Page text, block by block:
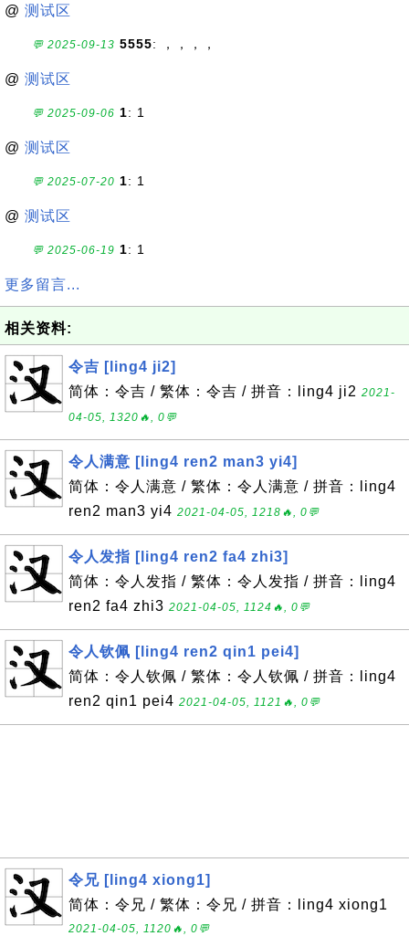
@ 测试区
💬 2025-09-13 5555: ，，，，
@ 测试区
💬 2025-09-06 1: 1
@ 测试区
💬 2025-07-20 1: 1
@ 测试区
💬 2025-06-19 1: 1
更多留言...
相关资料:
令吉 [ling4 ji2]
简体：令吉 / 繁体：令吉 / 拼音：ling4 ji2 2021-
04-05, 1320🔥, 0💬
令人满意 [ling4 ren2 man3 yi4]
简体：令人满意 / 繁体：令人满意 / 拼音：ling4
ren2 man3 yi4 2021-04-05, 1218🔥, 0💬
令人发指 [ling4 ren2 fa4 zhi3]
简体：令人发指 / 繁体：令人发指 / 拼音：ling4
ren2 fa4 zhi3 2021-04-05, 1124🔥, 0💬
令人钦佩 [ling4 ren2 qin1 pei4]
简体：令人钦佩 / 繁体：令人钦佩 / 拼音：ling4
ren2 qin1 pei4 2021-04-05, 1121🔥, 0💬
令兄 [ling4 xiong1]
简体：令兄 / 繁体：令兄 / 拼音：ling4 xiong1
2021-04-05, 1120🔥, 0💬